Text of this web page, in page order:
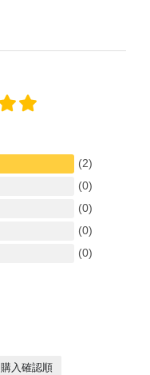
(2)
(0)
(0)
(0)
(0)
購入確認順